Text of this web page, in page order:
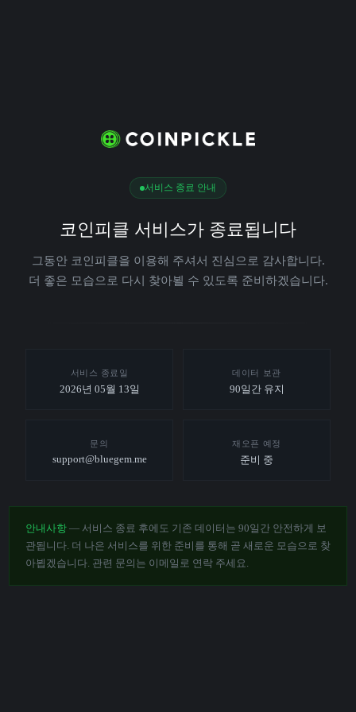
서비스 종료 안내
코인피클 서비스가 종료됩니다
그동안 코인피클을 이용해 주셔서 진심으로 감사합니다.
더 좋은 모습으로 다시 찾아뵐 수 있도록 준비하겠습니다.
서비스 종료일
2026년 05월 13일
데이터 보관
90일간 유지
문의
support@bluegem.me
재오픈 예정
준비 중
안내사항 — 서비스 종료 후에도 기존 데이터는 90일간 안전하게 보
관됩니다. 더 나은 서비스를 위한 준비를 통해 곧 새로운 모습으로 찾
아뵙겠습니다. 관련 문의는 이메일로 연락 주세요.